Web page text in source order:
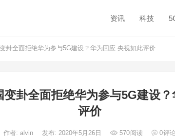
资讯 科技
卦全面拒绝华为参与5G建设？华为回应 央视如此评价
卦全面拒绝华为参与5G建设
评价
作者: alvin 发布: 2020年5月26日 570阅读 0评论